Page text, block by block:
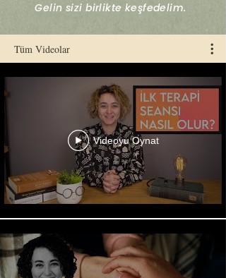
Gelin sizi birlikte keşfedelim.
Video İçerikleri
Tüm Videolar
Videoyu Oynat